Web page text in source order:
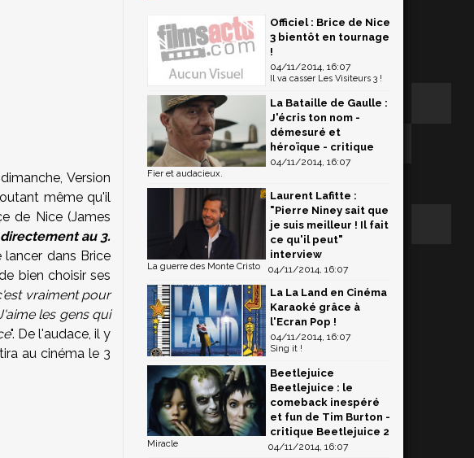
Version
même qu'il
de Nice (James
au 3.
lancer dans Brice
bien choisir ses
vraiment pour
les gens qui
". De l'audace, il y
au cinéma le 3
Officiel : Brice de Nice
3 bientôt en tournage
!
04/11/2014, 16:07
Il va casser Les Visiteurs 3 !
La Bataille de Gaulle :
J'écris ton nom -
démesuré et
héroïque - critique
04/11/2014, 16:07
Fier et audacieux.
Laurent Lafitte :
"Pierre Niney sait que
je suis meilleur ! Il fait
ce qu'il peut"
interview
04/11/2014, 16:07
La guerre des Monte Cristo
La La Land en Cinéma
Karaoké grâce à
l'Ecran Pop !
04/11/2014, 16:07
Sing it !
Beetlejuice
Beetlejuice : le
comeback inespéré
et fun de Tim Burton -
critique Beetlejuice 2
04/11/2014, 16:07
Miracle